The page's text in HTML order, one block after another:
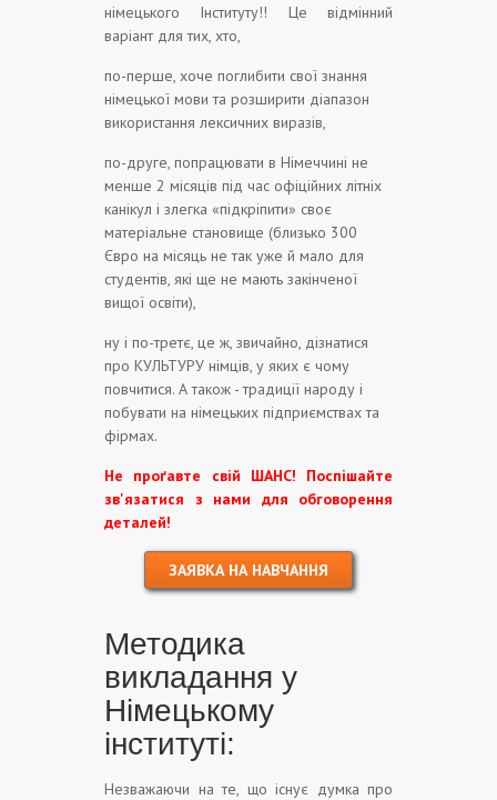
німецького Інституту!! Це відмінний
варіант для тих, хто,
по-перше, хоче поглибити свої знання
німецької мови та розширити діапазон
використання лексичних виразів,
по-друге, попрацювати в Німеччині не
менше 2 місяців під час офіційних літніх
канікул і злегка «підкріпити» своє
матеріальне становище (близько 300
Євро на місяць не так уже й мало для
студентів, які ще не мають закінченої
вищої освіти),
ну і по-третє, це ж, звичайно, дізнатися
про КУЛЬТУРУ німців, у яких є чому
повчитися. А також - традиції народу і
побувати на німецьких підприємствах та
фірмах.
Не проґавте свій ШАНС! Поспішайте
зв'язатися з нами для обговорення
деталей!
ЗАЯВКА НА НАВЧАННЯ
Методика
викладання у
Німецькому
інституті:
Незважаючи на те, що існує думка про